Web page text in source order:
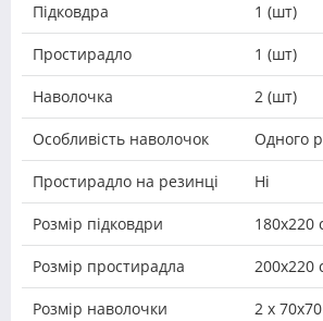
Підковдра 1 (шт)
Простирадло 1 (шт)
Наволочка 2 (шт)
Особливість наволочок Одного
Простирадло на резинці Ні
Розмір підковдри 180х220
Розмір простирадла 200х220
Розмір наволочки 2 х